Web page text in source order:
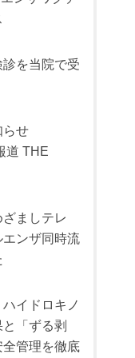
診を当院で受
らせ
道 THE
ざましテレ
ンザ同時流
イドロキノ
「ずる剥
管理を徹底